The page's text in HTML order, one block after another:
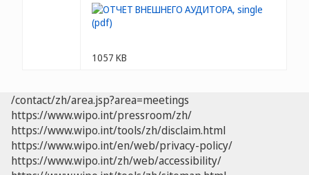
1057 KB
/contact/zh/area.jsp?area=meetings
https://www.wipo.int/pressroom/zh/
https://www.wipo.int/tools/zh/disclaim.html
https://www.wipo.int/en/web/privacy-policy/
https://www.wipo.int/zh/web/accessibility/